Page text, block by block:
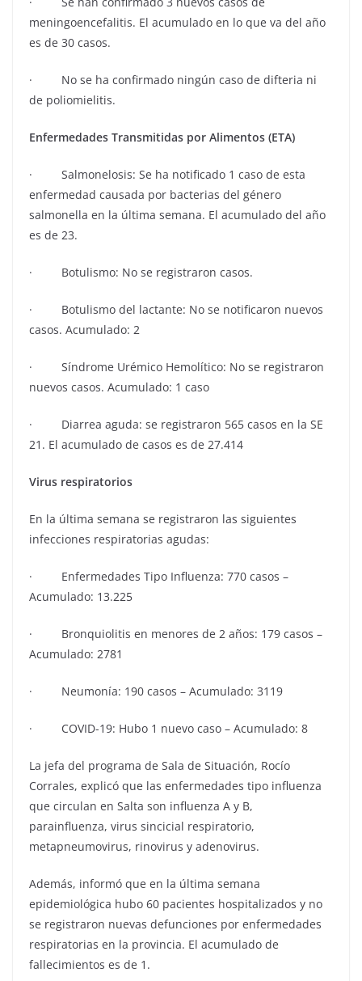
meningoencefalitis. El acumulado en lo que va del año
es de 30 casos.
· No se ha confirmado ningún caso de difteria ni
de poliomielitis.
Enfermedades Transmitidas por Alimentos (ETA)
· Salmonelosis: Se ha notificado 1 caso de esta
enfermedad causada por bacterias del género
salmonella en la última semana. El acumulado del año
es de 23.
· Botulismo: No se registraron casos.
· Botulismo del lactante: No se notificaron nuevos
casos. Acumulado: 2
· Síndrome Urémico Hemolítico: No se registraron
nuevos casos. Acumulado: 1 caso
· Diarrea aguda: se registraron 565 casos en la SE
21. El acumulado de casos es de 27.414
Virus respiratorios
En la última semana se registraron las siguientes
infecciones respiratorias agudas:
· Enfermedades Tipo Influenza: 770 casos –
Acumulado: 13.225
· Bronquiolitis en menores de 2 años: 179 casos –
Acumulado: 2781
· Neumonía: 190 casos – Acumulado: 3119
· COVID-19: Hubo 1 nuevo caso – Acumulado: 8
La jefa del programa de Sala de Situación, Rocío
Corrales, explicó que las enfermedades tipo influenza
que circulan en Salta son influenza A y B,
parainfluenza, virus sincicial respiratorio,
metapneumovirus, rinovirus y adenovirus.
Además, informó que en la última semana
epidemiológica hubo 60 pacientes hospitalizados y no
se registraron nuevas defunciones por enfermedades
respiratorias en la provincia. El acumulado de
fallecimientos es de 1.